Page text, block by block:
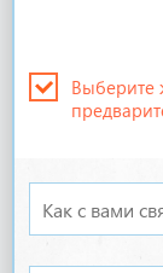
Выберите